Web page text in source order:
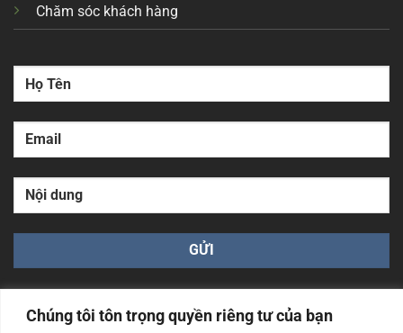
Chúng tôi tôn trọng quyền riêng tư của bạn
Chăm sóc khách hàng